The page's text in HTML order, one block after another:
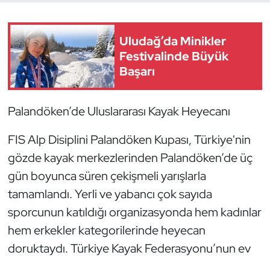
Uludağ’da Minikler
Festivalinde Büyük
Başarı
Palandöken’de Uluslararası Kayak Heyecanı
FIS Alp Disiplini Palandöken Kupası, Türkiye'nin
gözde kayak merkezlerinden Palandöken’de üç
gün boyunca süren çekişmeli yarışlarla
tamamlandı. Yerli ve yabancı çok sayıda
sporcunun katıldığı organizasyonda hem kadınlar
hem erkekler kategorilerinde heyecan
doruktaydı. Türkiye Kayak Federasyonu’nun ev
Dans Sporları
Dövüş Sanatı
E-Spor
Eskrim
Futbol
Futsal
Genel
Golf